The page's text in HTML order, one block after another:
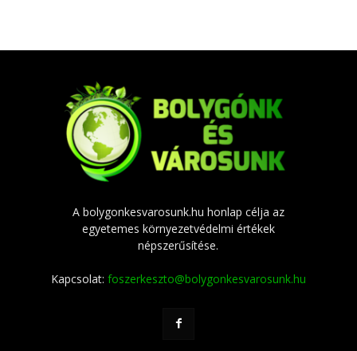
A bolygonkesvarosunk.hu honlap célja az
egyetemes környezetvédelmi értékek
népszerűsítése.
Kapcsolat: foszerkeszto@bolygonkesvarosunk.hu